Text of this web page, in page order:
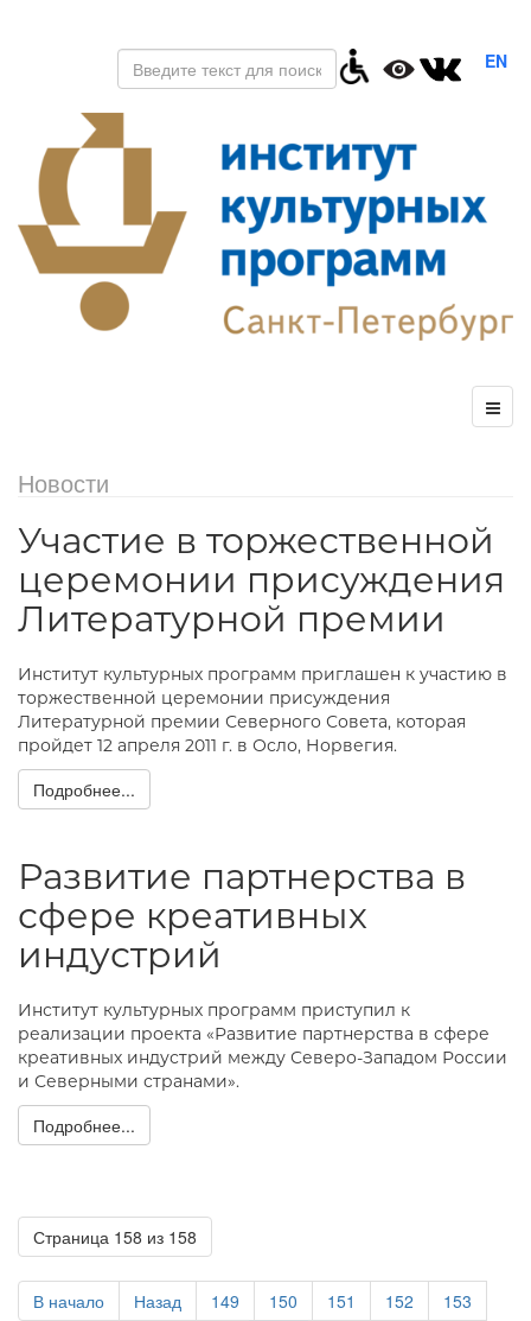
EN
Новости
Участие в торжественной
церемонии присуждения
Литературной премии
Институт культурных программ приглашен к участию в
торжественной церемонии присуждения
Литературной премии Северного Совета, которая
пройдет 12 апреля 2011 г. в Осло, Норвегия.
Подробнее...
Развитие партнерства в
сфере креативных
индустрий
Институт культурных программ приступил к
реализации проекта «Развитие партнерства в сфере
креативных индустрий между Северо-Западом России
и Северными странами».
Подробнее...
Страница 158 из 158
В начало Назад 149 150 151 152
153